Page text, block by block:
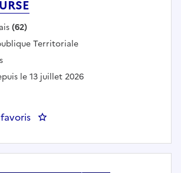
:(62)
:Territoriale
le 13 juillet 2026
: Professeur de trombone -